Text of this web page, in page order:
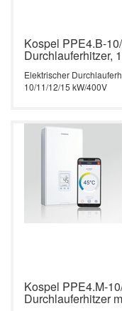
Kospel PPE4.B-
Durchlauferhitzer,
Elektrischer
10/11/12/15 kW/400V
Kospel PPE4.M-
Durchlauferhitzer